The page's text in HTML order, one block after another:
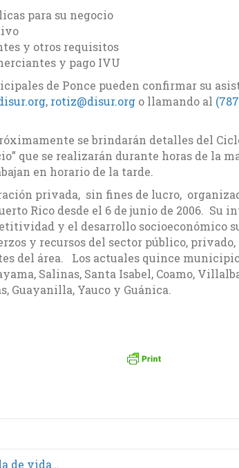
para su negocio
y otros requisitos
y pago IVU
de Ponce pueden confirmar su
, rotiz@disur.org o llamando al
se brindarán detalles del
que se realizarán durante horas de la
en horario de la tarde.
privada, sin fines de lucro,
Rico desde el 6 de junio de 2006. Su
y el desarrollo socioeconómico
y recursos del sector público,
del área. Los actuales quince
Salinas, Santa Isabel, Coamo,
Guayanilla, Yauco y Guánica.
de vida…